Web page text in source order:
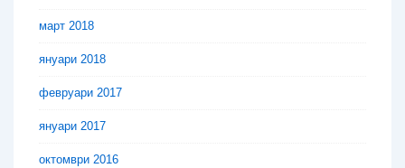
март 2018
януари 2018
февруари 2017
януари 2017
октомври 2016